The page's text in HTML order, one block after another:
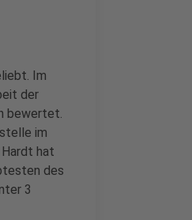
Im
der
bewertet.
im
hat
des
3